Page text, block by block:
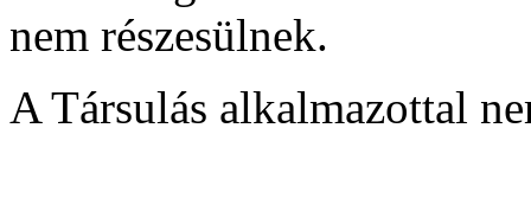
nem részesülnek.
A Társulás alkalmazottal